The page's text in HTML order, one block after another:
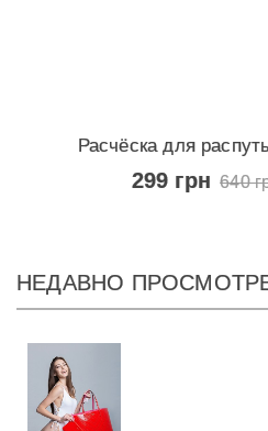
Расчёска для
299 грн 640
НЕДАВНО